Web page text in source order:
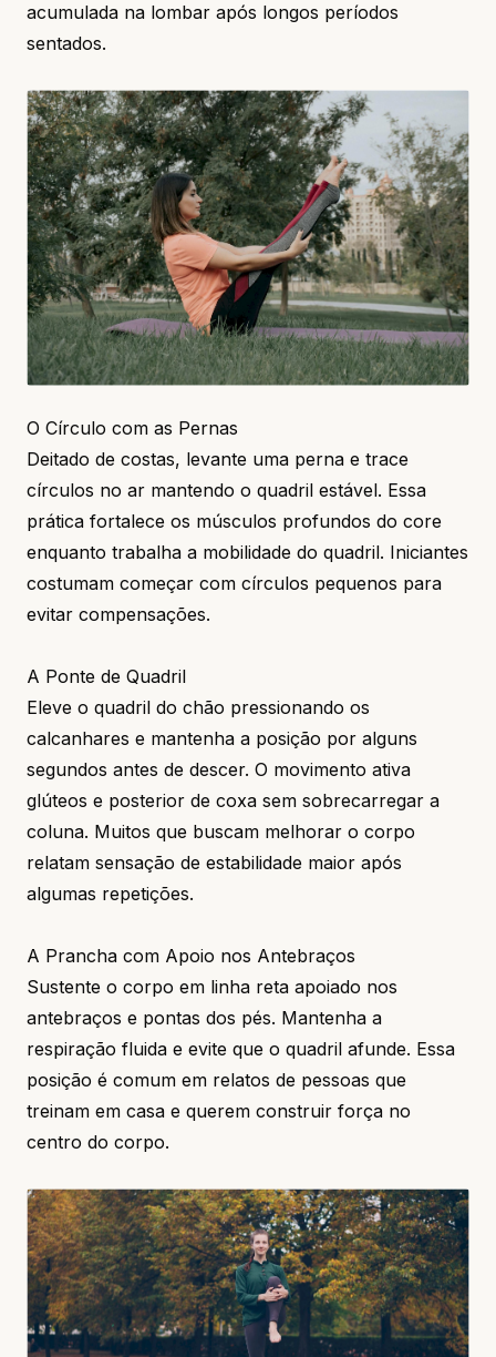
acumulada na lombar após longos períodos
sentados.
O Círculo com as Pernas
Deitado de costas, levante uma perna e trace
círculos no ar mantendo o quadril estável. Essa
prática fortalece os músculos profundos do core
enquanto trabalha a mobilidade do quadril. Iniciantes
costumam começar com círculos pequenos para
evitar compensações.
A Ponte de Quadril
Eleve o quadril do chão pressionando os
calcanhares e mantenha a posição por alguns
segundos antes de descer. O movimento ativa
glúteos e posterior de coxa sem sobrecarregar a
coluna. Muitos que buscam melhorar o corpo
relatam sensação de estabilidade maior após
algumas repetições.
A Prancha com Apoio nos Antebraços
Sustente o corpo em linha reta apoiado nos
antebraços e pontas dos pés. Mantenha a
respiração fluida e evite que o quadril afunde. Essa
posição é comum em relatos de pessoas que
treinam em casa e querem construir força no
centro do corpo.